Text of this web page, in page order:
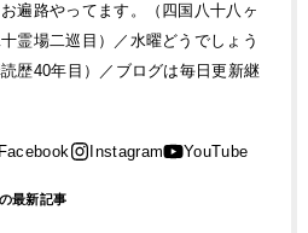
遍路やってます。（四国八十八ヶ
霊場二巡目）／水曜どうでしょう
歴40年目）／ブログは毎日更新継